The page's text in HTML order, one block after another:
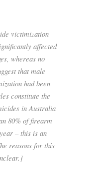
victimization
affected
whereas no
that male
had been
constitute the
in Australia
80% of firearm
– this is an
reasons for this